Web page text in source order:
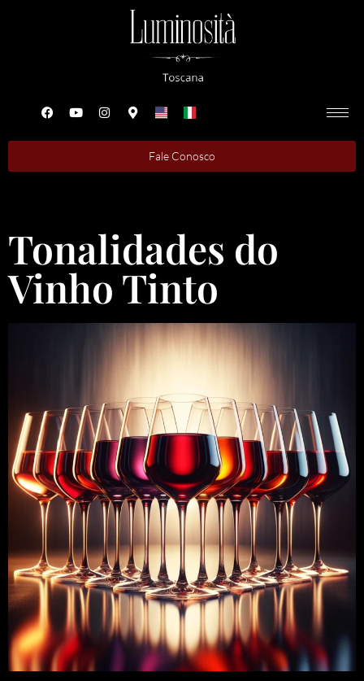
Fale Conosco
Tonalidades do
Vinho Tinto